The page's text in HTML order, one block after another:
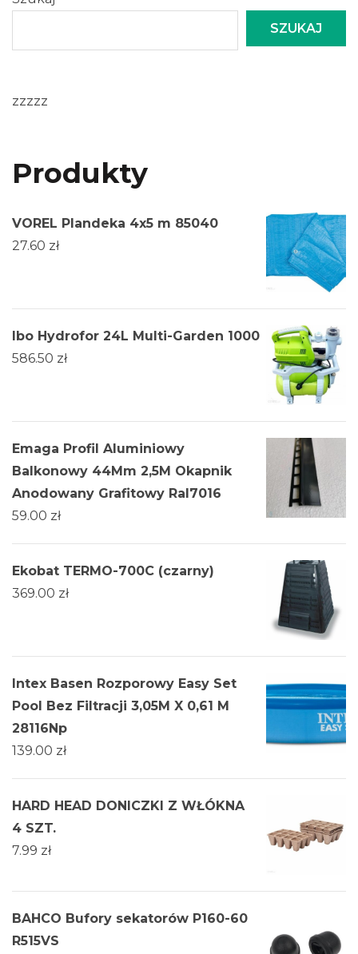
SZUKAJ
zzzzz
Produkty
VOREL Plandeka 4x5 m 85040
27.60 zł
Ibo Hydrofor 24L Multi-Garden 1000
586.50 zł
Emaga Profil Aluminiowy
Balkonowy 44Mm 2,5M Okapnik
Anodowany Grafitowy Ral7016
59.00 zł
Ekobat TERMO-700C (czarny)
369.00 zł
Intex Basen Rozporowy Easy Set
Pool Bez Filtracji 3,05M X 0,61 M
28116Np
139.00 zł
HARD HEAD DONICZKI Z WŁÓKNA
4 SZT.
7.99 zł
BAHCO Bufory sekatorów P160-60
R515VS